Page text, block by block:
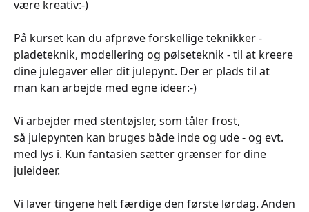
være kreativ:-)
På kurset kan du afprøve forskellige teknikker -
pladeteknik, modellering og pølseteknik - til at kreere
dine julegaver eller dit julepynt. Der er plads til at
man kan arbejde med egne ideer:-)
Vi arbejder med stentøjsler, som tåler frost,
så julepynten kan bruges både inde og ude - og evt.
med lys i. Kun fantasien sætter grænser for dine
juleideer.
Vi laver tingene helt færdige den første lørdag. Anden